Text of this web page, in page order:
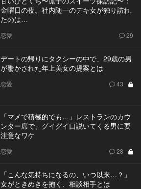
金曜日の夜。社内随一のデキ女が独り訪れ
たのは…
恋愛 29
デートの帰りにタクシーの中で、29歳の男
が驚かされた年上美女の提案とは
恋愛 43
「マメで積極的でも…」レストランのカウ
ンター席で、グイグイ口説いてくる男に要
注意なワケ
恋愛 28
「こんな気持ちになるの、いつ以来…？」
女がときめきを抱く、相談相手とは